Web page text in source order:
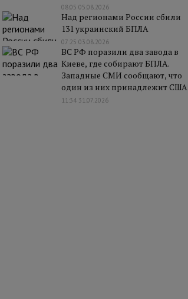
08:05 05.08.2026
Над регионами России сбили
131 украинский БПЛА
07:25 03.08.2026
ВС РФ поразили два завода в
Киеве, где собирают БПЛА.
Западные СМИ сообщают, что
один из них принадлежит США
11:34 31.07.2026